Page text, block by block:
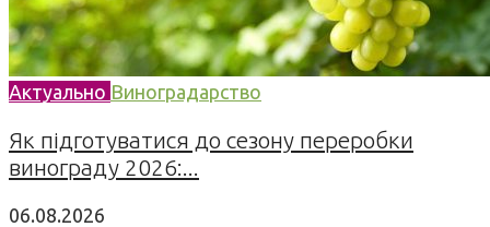
Актуально Виноградарство
Як підготуватися до сезону переробки
винограду 2026:...
06.08.2026